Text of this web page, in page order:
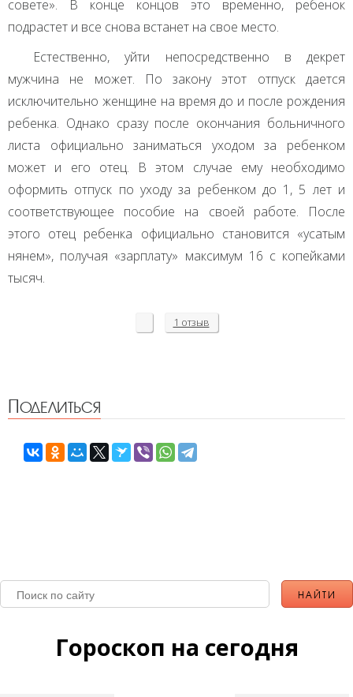
совете». В конце концов это временно, ребенок
подрастет и все снова встанет на свое место.
Естественно, уйти непосредственно в декрет
мужчина не может. По закону этот отпуск дается
исключительно женщине на время до и после рождения
ребенка. Однако сразу после окончания больничного
листа официально заниматься уходом за ребенком
может и его отец. В этом случае ему необходимо
оформить отпуск по уходу за ребенком до 1, 5 лет и
соответствующее пособие на своей работе. После
этого отец ребенка официально становится «усатым
нянем», получая «зарплату» максимум 16 с копейками
тысяч.
1 отзыв
Поделиться
Гороскоп на сегодня